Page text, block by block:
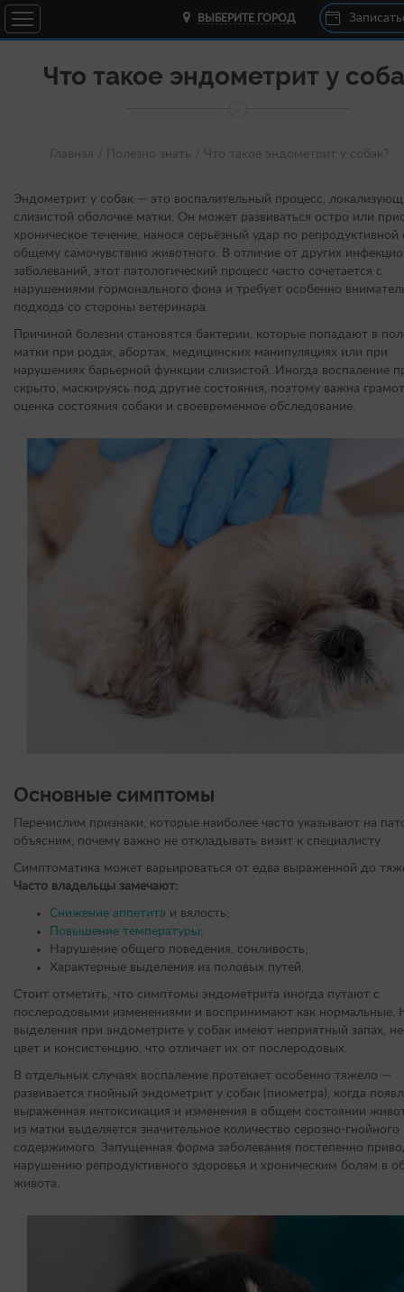
ВЫБЕРИТЕ ГОРОД
Что такое эндометрит у
Главная / Полезно знать / Что такое эндометрит у собак?
Эндометрит у собак — это воспалительный процесс,
слизистой оболочке матки. Он может развиваться остро или
хроническое течение, нанося серьёзный удар по репродуктивной
общему самочувствию животного. В отличие от других
заболеваний, этот патологический процесс часто сочетается с
нарушениями гормонального фона и требует особенно
подхода со стороны ветеринара.
Причиной болезни становятся бактерии, которые попадают в
матки при родах, абортах, медицинских манипуляциях или при
нарушениях барьерной функции слизистой. Иногда воспаление
скрыто, маскируясь под другие состояния, поэтому важна
оценка состояния собаки и своевременное обследование.
Основные симптомы
Перечислим признаки, которые наиболее часто указывают на
объясним, почему важно не откладывать визит к специалисту.
Симптоматика может варьироваться от едва выраженной до
Часто владельцы замечают:
Снижение аппетита и вялость;
Повышение температуры;
Нарушение общего поведения, сонливость;
Характерные выделения из половых путей.
Стоит отметить, что симптомы эндометрита иногда путают с
послеродовыми изменениями и воспринимают как нормальные.
выделения при эндометрите у собак имеют неприятный запах,
цвет и консистенцию, что отличает их от послеродовых.
В отдельных случаях воспаление протекает особенно тяжело —
развивается гнойный эндометрит у собак (пиометра), когда
выраженная интоксикация и изменения в общем состоянии
из матки выделяется значительное количество серозно-гнойного
содержимого. Запущенная форма заболевания постепенно
нарушению репродуктивного здоровья и хроническим болям в
живота.